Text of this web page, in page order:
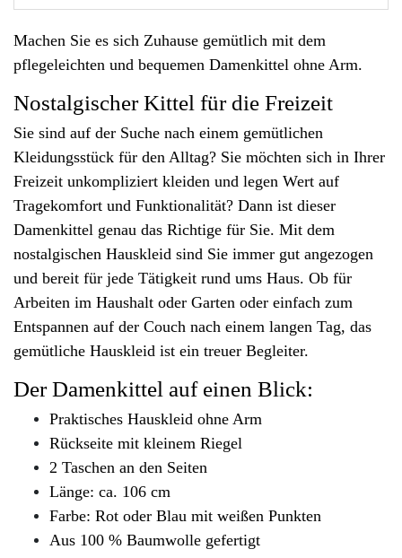
Machen Sie es sich Zuhause gemütlich mit dem
pflegeleichten und bequemen Damenkittel ohne Arm.
Nostalgischer Kittel für die Freizeit
Sie sind auf der Suche nach einem gemütlichen
Kleidungsstück für den Alltag? Sie möchten sich in Ihrer
Freizeit unkompliziert kleiden und legen Wert auf
Tragekomfort und Funktionalität? Dann ist dieser
Damenkittel genau das Richtige für Sie. Mit dem
nostalgischen Hauskleid sind Sie immer gut angezogen
und bereit für jede Tätigkeit rund ums Haus. Ob für
Arbeiten im Haushalt oder Garten oder einfach zum
Entspannen auf der Couch nach einem langen Tag, das
gemütliche Hauskleid ist ein treuer Begleiter.
Der Damenkittel auf einen Blick:
Praktisches Hauskleid ohne Arm
Rückseite mit kleinem Riegel
2 Taschen an den Seiten
Länge: ca. 106 cm
Farbe: Rot oder Blau mit weißen Punkten
Aus 100 % Baumwolle gefertigt